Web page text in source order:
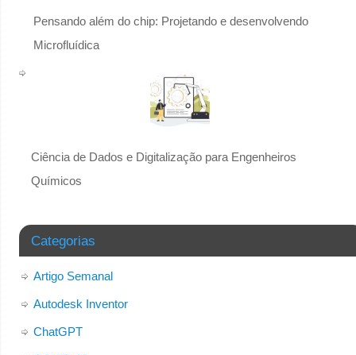
Pensando além do chip: Projetando e desenvolvendo
Microfluídica
Ciência de Dados e Digitalização para Engenheiros
Químicos
Categorias
Artigo Semanal
Autodesk Inventor
ChatGPT